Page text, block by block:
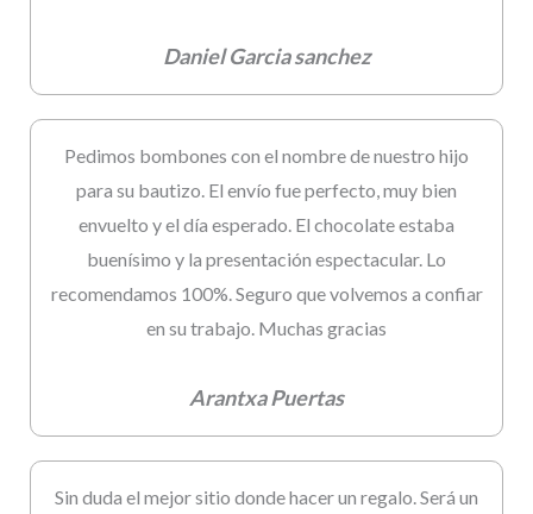
Daniel Garcia sanchez
Pedimos bombones con el nombre de nuestro hijo
para su bautizo. El envío fue perfecto, muy bien
envuelto y el día esperado. El chocolate estaba
buenísimo y la presentación espectacular. Lo
recomendamos 100%. Seguro que volvemos a confiar
en su trabajo. Muchas gracias
Arantxa Puertas
Sin duda el mejor sitio donde hacer un regalo. Será un